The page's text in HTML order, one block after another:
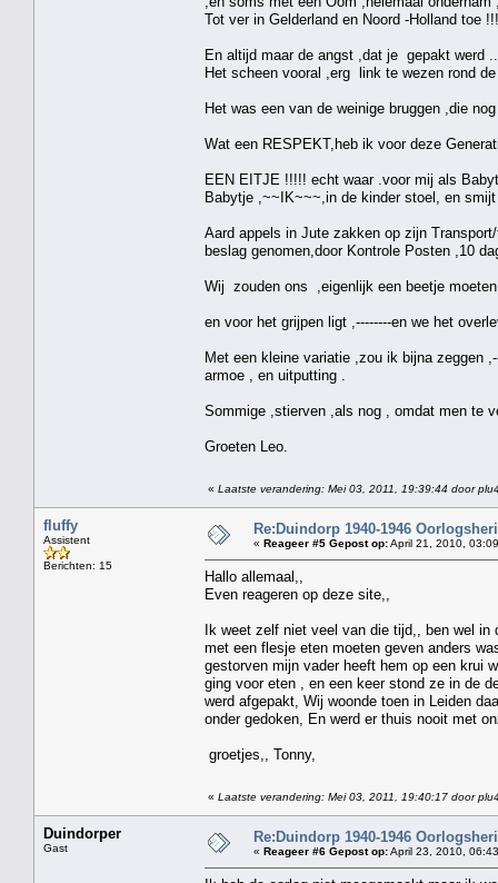
Tot ver in Gelderland en Noord -Holland toe
En altijd maar de angst ,dat je gepakt werd ..
Het scheen vooral ,erg link te wezen rond
Het was een van de weinige bruggen ,die
Wat een RESPEKT,heb ik voor deze
EEN EITJE !!!!! echt waar .voor mij als
Babytje ,~~IK~~~,in de kinder stoel, en
Aard appels in Jute zakken op zijn
beslag genomen,door Kontrole Posten ,10
Wij zouden ons ,eigenlijk een beetje
en voor het grijpen ligt ,--------en we het
Met een kleine variatie ,zou ik bijna zeggen
armoe , en uitputting .
Sommige ,stierven ,als nog , omdat men te
Groeten Leo.
« Laatste verandering: Mei 03, 2011, 19:39:44 door
fluffy
Assistent
Berichten: 15
Re:Duindorp 1940-1946
« Reageer #5 Gepost op:April 21, 2010,
Hallo allemaal,,
Even reageren op deze site,,
Ik weet zelf niet veel van die tijd,, ben wel in
met een flesje eten moeten geven anders
gestorven mijn vader heeft hem op een krui
ging voor eten , en een keer stond ze in de
werd afgepakt, Wij woonde toen in Leiden
onder gedoken, En werd er thuis nooit met
groetjes,, Tonny,
« Laatste verandering: Mei 03, 2011, 19:40:17 door
Duindorper
Gast
Re:Duindorp 1940-1946
« Reageer #6 Gepost op:April 23, 2010,